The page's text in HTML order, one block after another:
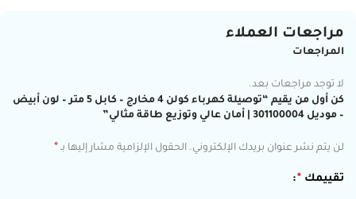
مراجعات العملاء
المراجعات
لا توجد مراجعات بعد.
كن أول من يقيم “توصيلة كهرباء كولن 4 مخارج – كابل 5 متر – لون أبيض
– موديل 301100004 | أمان عالي وتوزيع طاقة مثالي”
لن يتم نشر عنوان بريدك الإلكتروني. الحقول الإلزامية مشار إليها بـ *
تقييمك *